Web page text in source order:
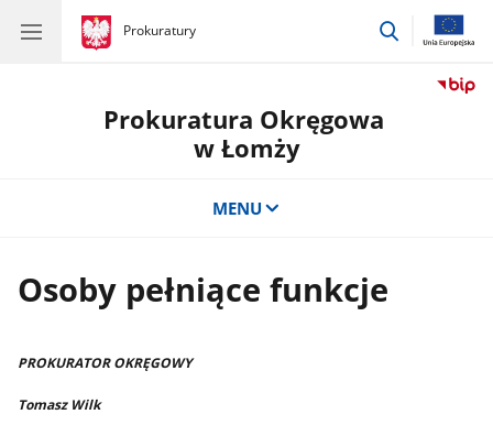
gov.pl
Prokuratury
gov.pl
Prokuratury
przejdź
Prokuratura Okręgowa
w Łomży
MENU
Osoby pełniące funkcje
PROKURATOR OKRĘGOWY
Tomasz Wilk